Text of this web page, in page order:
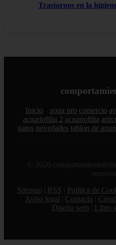
Trastornos en la
Inicio zona pro comercio
acuariofilia 2 acuariofilia
gatos novedades tablon de
© 2026
Sitemap
RSS Política de
Aviso legal
Contacto
Diseño web
Libro